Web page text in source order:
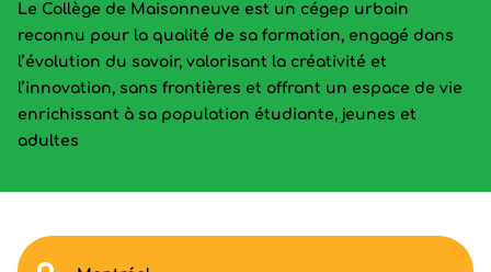
Le Collège de Maisonneuve est un cégep urbain
reconnu pour la qualité de sa formation, engagé dans
l’évolution du savoir, valorisant la créativité et
l’innovation, sans frontières et offrant un espace de vie
enrichissant à sa population étudiante, jeunes et
adultes